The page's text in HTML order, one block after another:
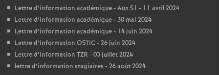
Lettre d’information académique - Aux S1 - 11 avril 2024
Lettre d’information académique - 30 mai 2024
Lettre d’information académique - 14 juin 2024
Lettre d’information OSTIC - 26 juin 2024
Lettre d’information TZR - 03 juillet 2024
lettre d’information stagiaires - 26 août 2024